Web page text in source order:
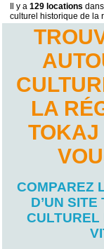
Il y a129 locations
culturel historique de la
LA
TOKAJ
COMPAREZ
D’UN
CULTUREL